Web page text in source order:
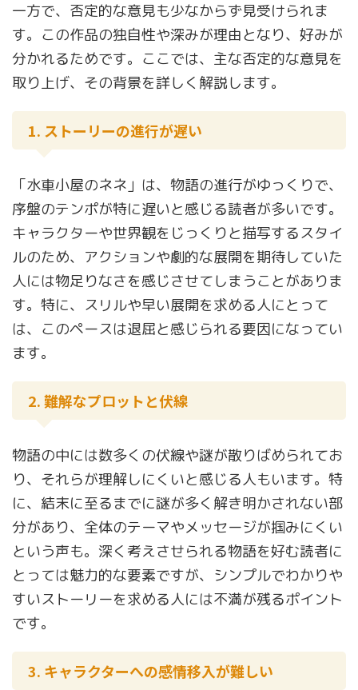
一方で、否定的な意見も少なからず見受けられま
す。この作品の独自性や深みが理由となり、好みが
分かれるためです。ここでは、主な否定的な意見を
取り上げ、その背景を詳しく解説します。
1. ストーリーの進行が遅い
「水車小屋のネネ」は、物語の進行がゆっくりで、
序盤のテンポが特に遅いと感じる読者が多いです。
キャラクターや世界観をじっくりと描写するスタイ
ルのため、アクションや劇的な展開を期待していた
人には物足りなさを感じさせてしまうことがありま
す。特に、スリルや早い展開を求める人にとって
は、このペースは退屈と感じられる要因になってい
ます。
2. 難解なプロットと伏線
物語の中には数多くの伏線や謎が散りばめられてお
り、それらが理解しにくいと感じる人もいます。特
に、結末に至るまでに謎が多く解き明かされない部
分があり、全体のテーマやメッセージが掴みにくい
という声も。深く考えさせられる物語を好む読者に
とっては魅力的な要素ですが、シンプルでわかりや
すいストーリーを求める人には不満が残るポイント
です。
3. キャラクターへの感情移入が難しい